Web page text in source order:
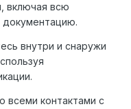
включая всю
внутри и снаружи
всеми контактами с